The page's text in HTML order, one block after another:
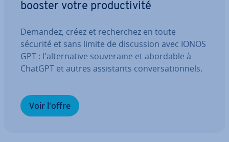
booster votre pro­duc­ti­vité
Demandez, créez et re­cher­chez en toute
sécurité et sans limite de dis­cus­sion avec IONOS
GPT : l'al­ter­na­tive sou­ve­raine et abordable à
ChatGPT et autres as­sis­tants con­ver­sa­tion­nels.
Voir l'offre